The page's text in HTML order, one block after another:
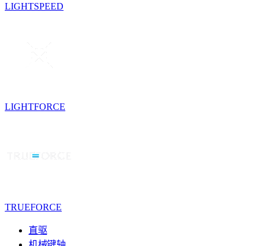
LIGHTSPEED
LIGHTFORCE
TRUEFORCE
直驱